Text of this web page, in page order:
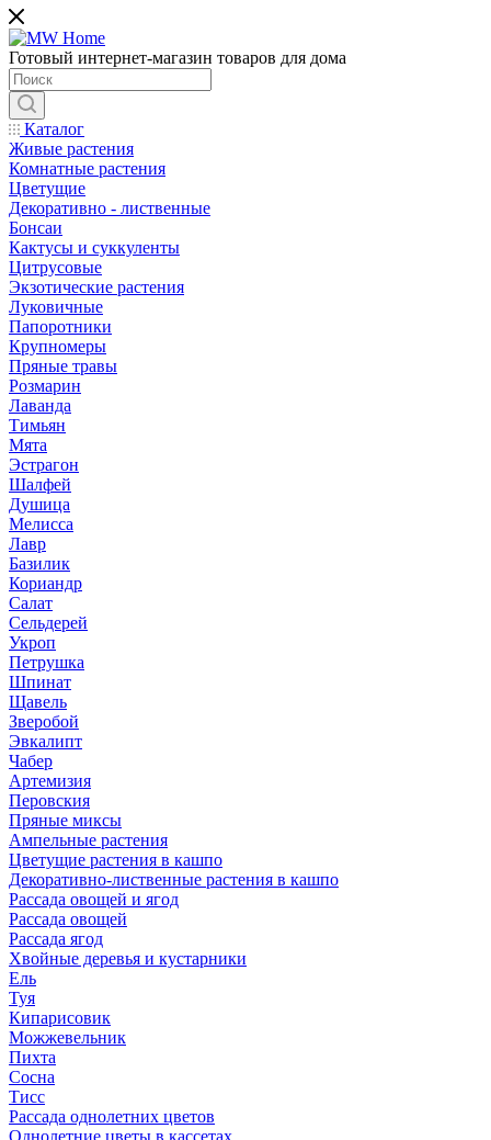
Готовый интернет-магазин товаров для дома
Каталог
Живые растения
Комнатные растения
Цветущие
Декоративно - лиственные
Бонсаи
Кактусы и суккуленты
Цитрусовые
Экзотические растения
Луковичные
Папоротники
Крупномеры
Пряные травы
Розмарин
Лаванда
Тимьян
Мята
Эстрагон
Шалфей
Душица
Мелисса
Лавр
Базилик
Кориандр
Салат
Сельдерей
Укроп
Петрушка
Шпинат
Щавель
Зверобой
Эвкалипт
Чабер
Артемизия
Перовския
Пряные миксы
Ампельные растения
Цветущие растения в кашпо
Декоративно-лиственные растения в кашпо
Рассада овощей и ягод
Рассада овощей
Рассада ягод
Хвойные деревья и кустарники
Ель
Туя
Кипарисовик
Можжевельник
Пихта
Сосна
Тисc
Рассада однолетних цветов
Однолетние цветы в кассетах